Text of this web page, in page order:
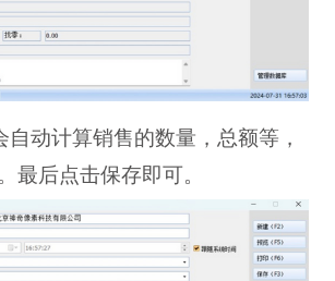
计算销售的数量，总额等，
最后点击保存即可。